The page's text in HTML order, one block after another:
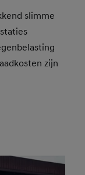
slimme
zijn